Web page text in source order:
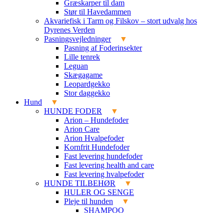
Græskarper til dam
Stør til Havedammen
Akvariefisk i Tarm og Filskov – stort udvalg hos
Dyrenes Verden
Pasningsvejledninger
Pasning af Foderinsekter
Lille tenrek
Leguan
Skægagame
Leopardgekko
Stor daggekko
Hund
HUNDE FODER
Arion – Hundefoder
Arion Care
Arion Hvalpefoder
Kornfrit Hundefoder
Fast levering hundefoder
Fast levering health and care
Fast levering hvalpefoder
HUNDE TILBEHØR
HULER OG SENGE
Pleje til hunden
SHAMPOO